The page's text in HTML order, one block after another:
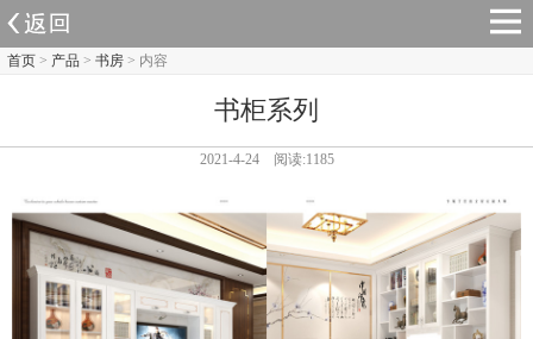
首页 > 产品 > 书房 > 内容
书柜系列
2021-4-24 阅读:1185